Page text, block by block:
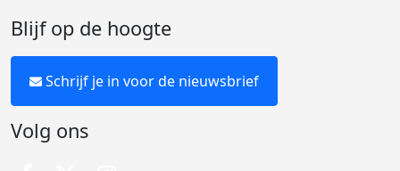
Blijf op de hoogte
Schrijf je in voor de nieuwsbrief
Volg ons